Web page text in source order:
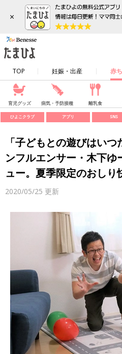
×
TOP 妊娠・出産 赤
育児グッズ 病気・予防接種 離乳食
ひよこクラブ アプリ SNS
「子どもとの遊びはい
ンフルエンサー・木下
ュー。夏季限定のおしり
2020/05/25 更新